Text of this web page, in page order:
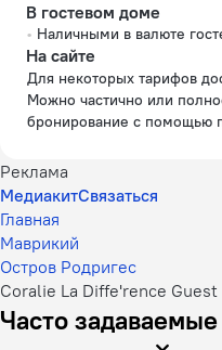
В гостевом доме
Наличными в валюте
На сайте
Для некоторых тарифов доступна оплата банковской картой при бронировании на сайте.
Можно частично или
бронирование с помощью
Реклама
МедиакитСвязаться
Главная
Маврикий
Остров Родригес
Coralie La Diffe'rence Guest
Часто